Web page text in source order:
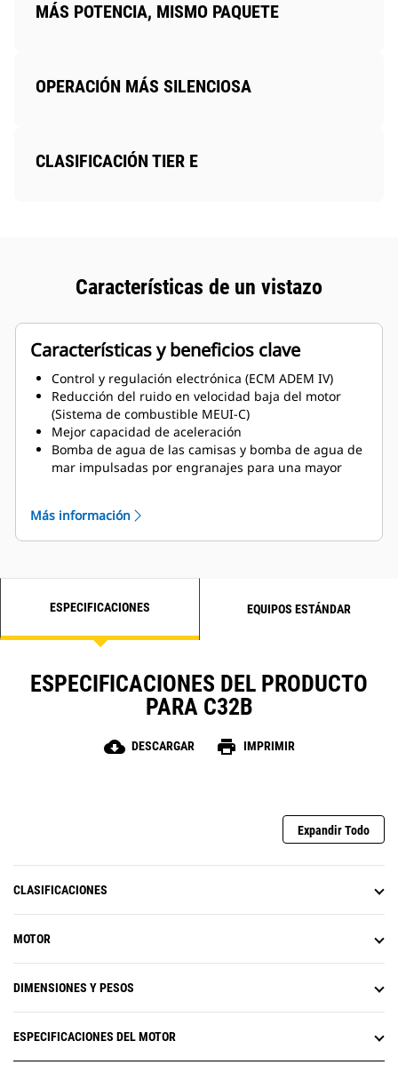
MÁS POTENCIA, MISMO PAQUETE
OPERACIÓN MÁS SILENCIOSA
CLASIFICACIÓN TIER E
Características de un vistazo
Características y beneficios clave
Control y regulación electrónica (ECM ADEM IV)
Reducción del ruido en velocidad baja del motor
(Sistema de combustible MEUI-C)
Mejor capacidad de aceleración
Bomba de agua de las camisas y bomba de agua de
mar impulsadas por engranajes para una mayor
Placa intercambiadora de calor de titanio
Opciones de servicio disponibles del lado izquierdo
Más información
ESPECIFICACIONES EQUIPOS ESTÁNDAR
ESPECIFICACIONES DEL PRODUCTO
PARA C32B
cloud_download DESCARGAR print IMPRIMIR
Expandir Todo
CLASIFICACIONES
MOTOR
DIMENSIONES Y PESOS
ESPECIFICACIONES DEL MOTOR